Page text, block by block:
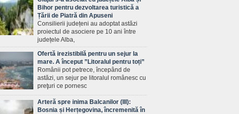
Bihor pentru dezvoltarea turistică a
Țării de Piatră din Apuseni
Consilierii județeni au adoptat astăzi
proiectul de asociere pe 10 ani între
județele Alba,
Ofertă irezistibilă pentru un sejur la
mare. A început ”Litoralul pentru toți”
Românii pot petrece, începând de
astăzi, un sejur pe litoralul românesc cu
preţuri ce pornesc
Arteră spre inima Balcanilor (III):
Bosnia și Herțegovina, încremenită în